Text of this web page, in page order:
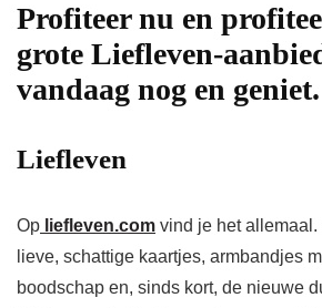
Profiteer nu en
grote Liefleven-
vandaag nog en geniet.
Liefleven
Op liefleven.com vind je het
lieve, schattige kaartjes, armbandjes
boodschap en, sinds kort, de nieuwe